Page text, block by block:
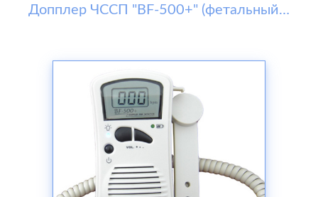
Допплер ЧССП "BF-500+" (фетальный, ультразвуковой)